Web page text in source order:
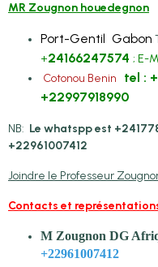
MR Zougnon houedegnon
Port-Gentil Gabon
+24166247574 ; E-
Cotonou Benin
tel :
+22997918990
NB: Le whatspp est
+22961007412
Joindre le Professeur
Contacts et
M Zougnon DG
+22961007412